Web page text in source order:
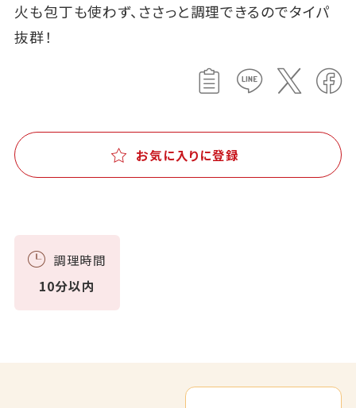
火も包丁も使わず、ささっと調理できるのでタイパ
抜群！
お気に入りに登録
調理時間
10分以内